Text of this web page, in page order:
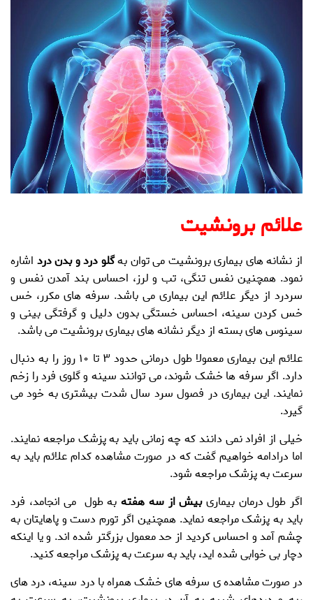
علائم برونشیت
از نشانه های بیماریبرونشیتمی توان بهگلو درد و بدن درد اشاره
نمود. همچنین نفس تنگی، تب و لرز، احساس بند آمدن نفس و
سردرد از دیگر علائم این بیماری می باشد. سرفه های مکرر، خس
خس کردن سینه، احساس خستگی بدون دلیل و گرفتگی بینی و
سینوس های بسته از دیگر نشانه های بیماریبرونشیتمی باشد.
علائم این بیماری معمولا طول درمانی حدود ۳ تا ۱۰ روز را به دنبال
دارد. اگر سرفه ها خشک شوند، می توانند سینه و گلوی فرد را زخم
نمایند. این بیماری در فصول سرد سال شدت بیشتری به خود می
گیرد.
خیلی از افراد نمی دانند که چه زمانی باید به پزشک مراجعه نمایند.
اما درادامه خواهیم گفت که در صورت مشاهده کدام علائم باید به
سرعت به پزشک مراجعه شود.
اگر طول درمان بیماریبیش از سه هفتهبه طول می انجامد، فرد
باید به پزشک مراجعه نماید. همچنین اگر تورم دست و پاهایتان به
چشم آمد و احساس کردید از حد معمول بزرگتر شده اند. و یا اینکه
دچار بی خوابی شده اید، باید به سرعت به پزشک مراجعه کنید.
در صورت مشاهده ی سرفه های خشک همراه با درد سینه، درد های